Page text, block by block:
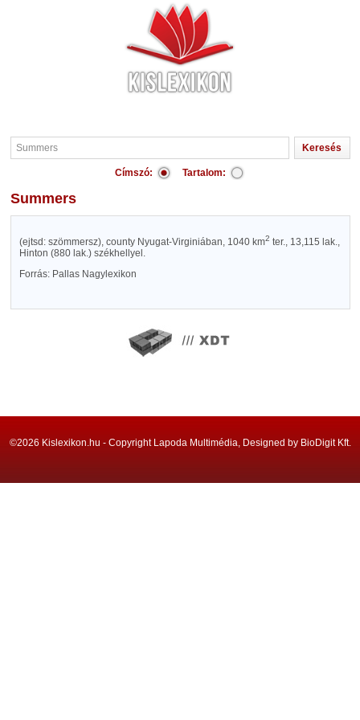
Címszó: Tartalom:
Summers
(ejtsd: szömmersz), county Nyugat-Virginiában, 1040 km2 ter., 13,115 lak.,
Hinton (880 lak.) székhellyel.
Forrás: Pallas Nagylexikon
©2026 Kislexikon.hu - Copyright Lapoda Multimédia, Designed by BioDigit Kft.